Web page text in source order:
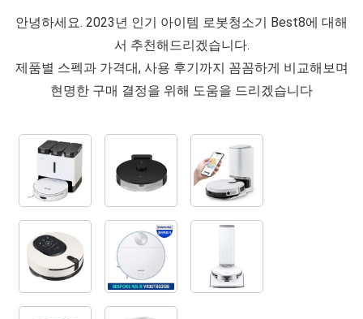
안녕하세요. 2023년 인기 아이템 로봇청소기 Best8에 대해
서 추천해드리겠습니다.
제품별 스펙과 가격대, 사용 후기까지 꼼꼼하게 비교해보며
현명한 구매 결정을 위해 도움을 드리겠습니다